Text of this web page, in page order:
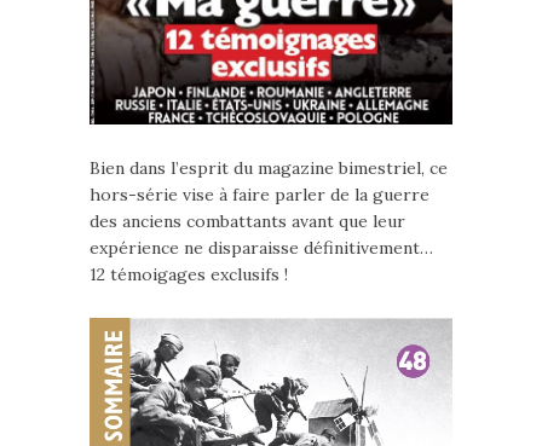
Bien dans l’esprit du magazine bimestriel, ce
hors-série vise à faire parler de la guerre
des anciens combattants avant que leur
expérience ne disparaisse définitivement…
12 témoigages exclusifs !